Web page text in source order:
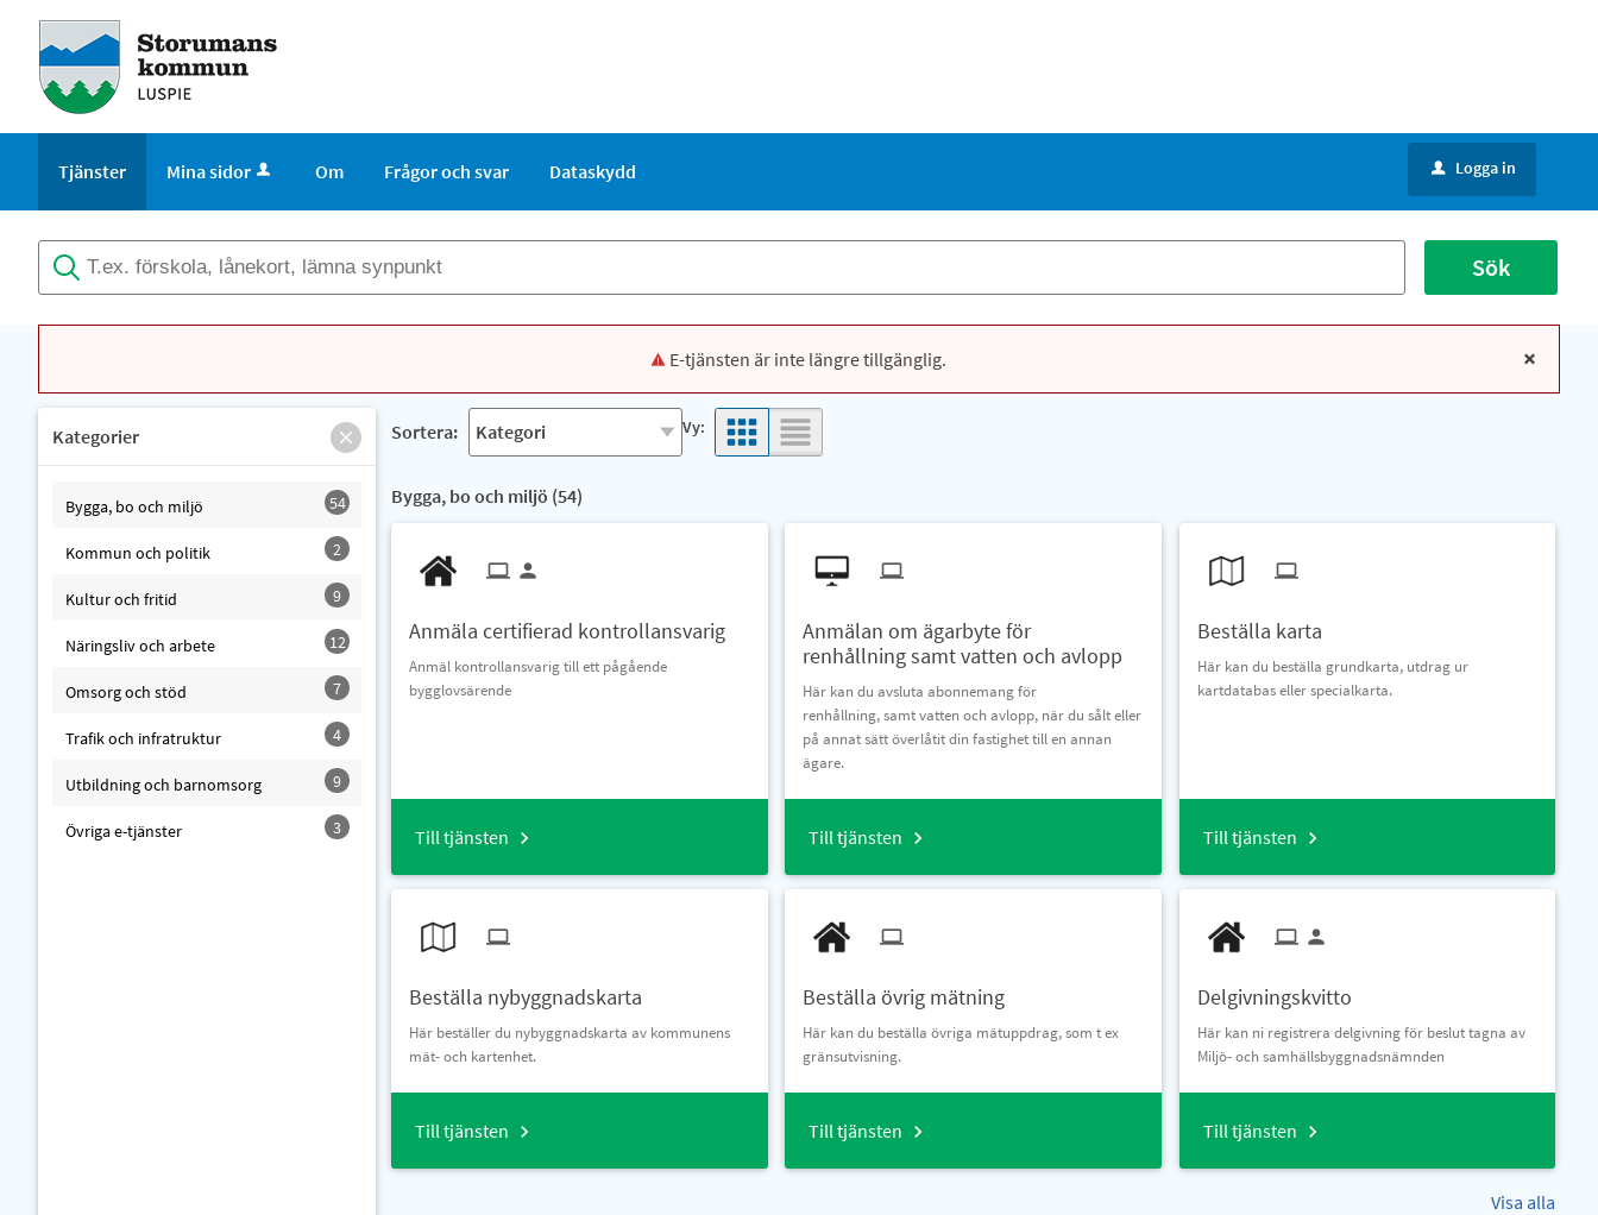
Tjänster Mina sidor Om Frågor och svar Dataskydd u Logga in
Sök
E-tjänsten är inte längre tillgänglig. x
Kategorier
Bygga, bo och miljö 54
Kommun och politik 2
Kultur och fritid 9
Näringsliv och arbete 12
Omsorg och stöd 7
Trafik och infratruktur 4
Utbildning och barnomsorg 9
Övriga e-tjänster 3
Sortera: Vy:
Bygga, bo och miljö (54)
Anmäla certifierad kontrollansvarig
Anmäl kontrollansvarig till ett pågående
bygglovsärende
Till tjänsten
Anmälan om ägarbyte för
renhållning samt vatten och avlopp
Här kan du avsluta abonnemang för
renhållning, samt vatten och avlopp, när du sålt eller
på annat sätt överlåtit din fastighet till en annan
ägare.
Till tjänsten
Beställa karta
Här kan du beställa grundkarta, utdrag ur
kartdatabas eller specialkarta.
Till tjänsten
Beställa nybyggnadskarta
Här beställer du nybyggnadskarta av kommunens
mät- och kartenhet.
Till tjänsten
Beställa övrig mätning
Här kan du beställa övriga mätuppdrag, som t ex
gränsutvisning.
Till tjänsten
Delgivningskvitto
Här kan ni registrera delgivning för beslut tagna av
Miljö- och samhällsbyggnadsnämnden
Till tjänsten
Visa alla